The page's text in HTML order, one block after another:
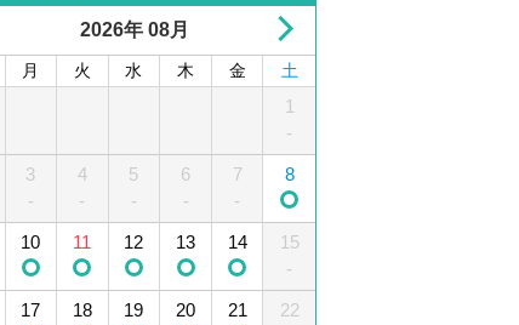
2026年 08月
月 火 水 木 金 土
1
-
3
-
4
-
5
-
6
-
7
-
8
10 11 12 13 14
15
-
17 18 19 20 21
22
5
-
7 8 9 10 11
12
-
14 15 16 17 18
19
-
21
22
23 24 25
26